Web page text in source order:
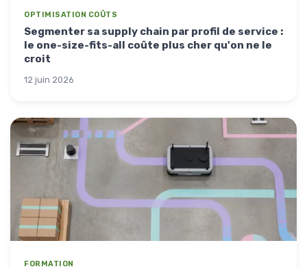
OPTIMISATION COÛTS
Segmenter sa supply chain par profil de service :
le one-size-fits-all coûte plus cher qu'on ne le
croit
12 juin 2026
FORMATION